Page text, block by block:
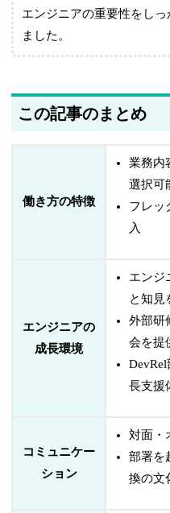
エンジニアの重要性をし
ました。
この記事のまとめ
働き方の特徴
業務内
選択可
フレッ
入
エンジニアの
成長環境
エンジ
と知見
外部研
会を提
長支援
コミュニケー
ション
対面・
部署を
換の文